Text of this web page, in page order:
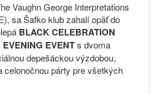
Vaughn George Interpretations
sa Šafko klub zahalí opäť do
BLACK CELEBRATION
EVENTs dvoma
depešáckou výzdobou,
celonočnou párty pre všetkých